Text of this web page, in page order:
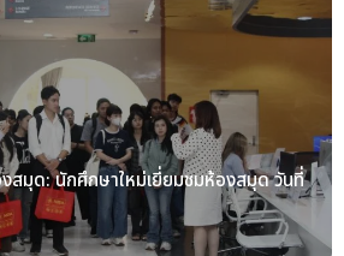
สมุด: นักศึกษาใหม่เยี่ยมชมห้องสมุด วันที่